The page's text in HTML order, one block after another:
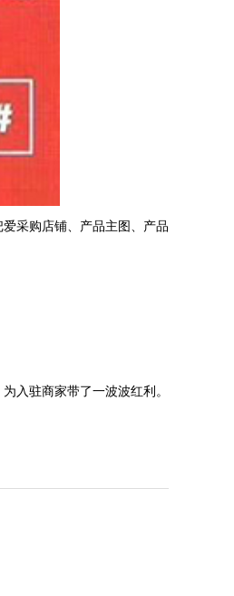
采购店铺、产品主图、产品
入驻商家带了一波波红利。